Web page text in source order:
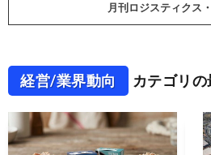
月刊ロジスティクス
経営/業界動向 カテゴリ